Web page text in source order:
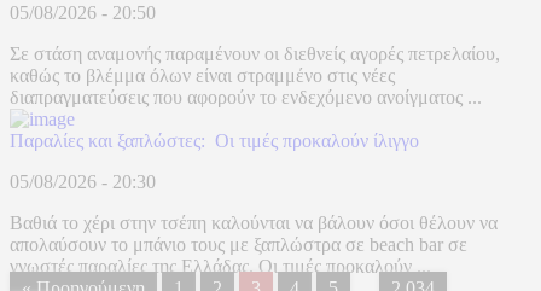
05/08/2026 - 20:50
Σε στάση αναμονής παραμένουν οι διεθνείς αγορές πετρελαίου,
καθώς το βλέμμα όλων είναι στραμμένο στις νέες
διαπραγματεύσεις που αφορούν το ενδεχόμενο ανοίγματος ...
Παραλίες και ξαπλώστες: Οι τιμές προκαλούν ίλιγγο
05/08/2026 - 20:30
Βαθιά το χέρι στην τσέπη καλούνται να βάλουν όσοι θέλουν να
απολαύσουν το μπάνιο τους με ξαπλώστρα σε beach bar σε
γνωστές παραλίες της Ελλάδας. Οι τιμές προκαλούν ...